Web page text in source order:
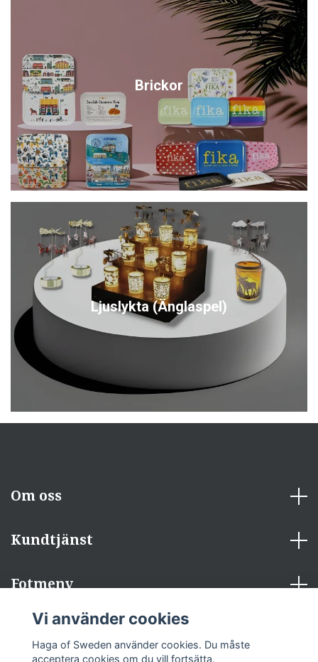
Brickor
Ljuslykta (Änglaspel)
Om oss
Kundtjänst
Fotmeny
Sociala medier
Vi använder cookies
Haga of Sweden använder cookies. Du måste
acceptera cookies om du vill fortsätta.